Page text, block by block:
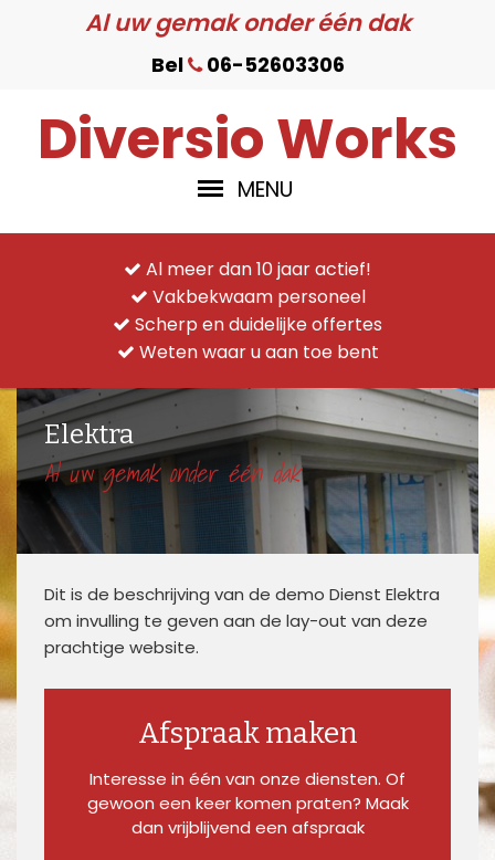
Al uw gemak onder één dak
Bel 06-52603306
Diversio Works
MENU
Al meer dan 10 jaar actief!
Vakbekwaam personeel
Scherp en duidelijke offertes
Weten waar u aan toe bent
Elektra
Al uw gemak onder één dak
Dit is de beschrijving van de demo Dienst Elektra
om invulling te geven aan de lay-out van deze
prachtige website.
Afspraak maken
Interesse in één van onze diensten. Of
gewoon een keer komen praten? Maak
dan vrijblijvend een afspraak